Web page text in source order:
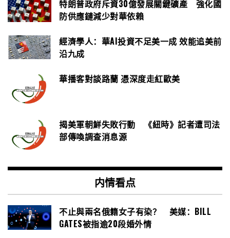
特朗普政府斥資30億發展關鍵礦產 強化國
防供應鏈減少對華依賴
經濟學人：華AI投資不足美一成 效能追美前
沿九成
華播客對談路蘭 憑深度走紅歐美
揭美軍朝鮮失敗行動 《紐時》記者遭司法
部傳喚調查消息源
内情看点
不止與兩名俄籍女子有染？ 美媒：BILL
GATES被指逾20段婚外情